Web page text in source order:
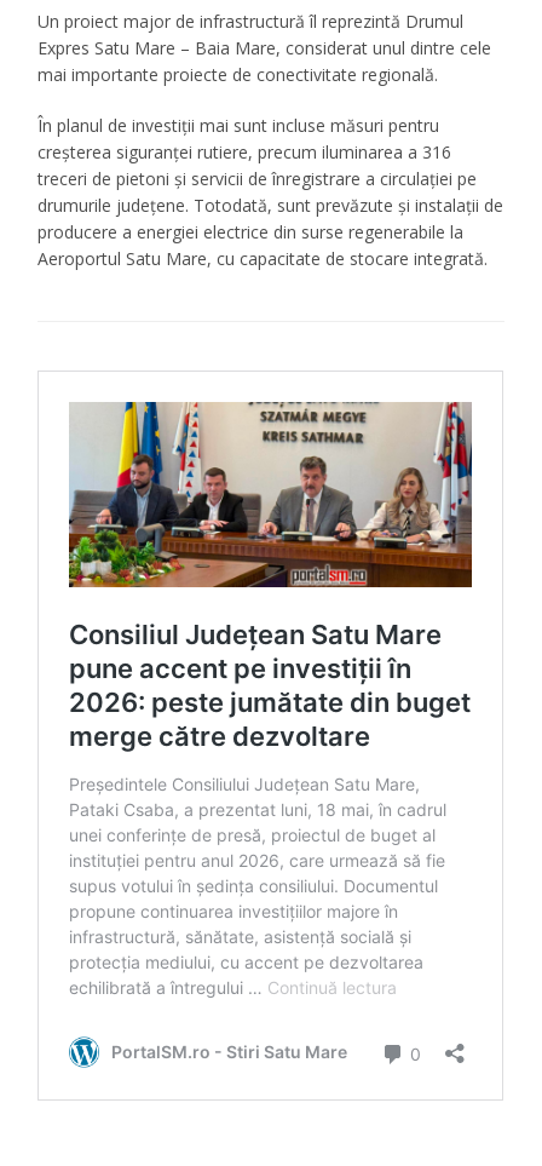
Un proiect major de infrastructură îl reprezintă Drumul
Expres Satu Mare – Baia Mare, considerat unul dintre cele
mai importante proiecte de conectivitate regională.
În planul de investiții mai sunt incluse măsuri pentru
creșterea siguranței rutiere, precum iluminarea a 316
treceri de pietoni și servicii de înregistrare a circulației pe
drumurile județene. Totodată, sunt prevăzute și instalații de
producere a energiei electrice din surse regenerabile la
Aeroportul Satu Mare, cu capacitate de stocare integrată.